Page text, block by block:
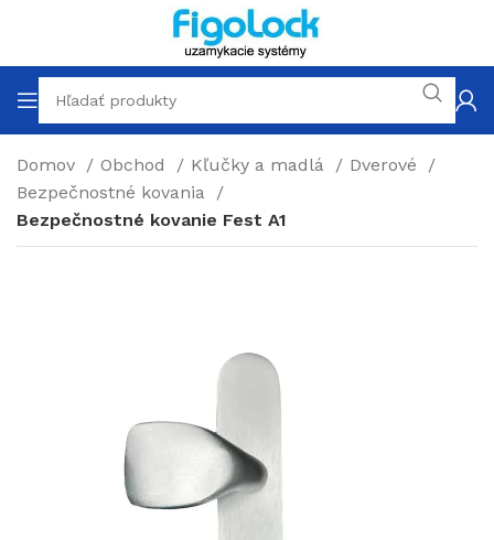
Domov Obchod Kľučky a madlá
Dverové
Bezpečnostné kovania
Bezpečnostné kovanie Fest A1